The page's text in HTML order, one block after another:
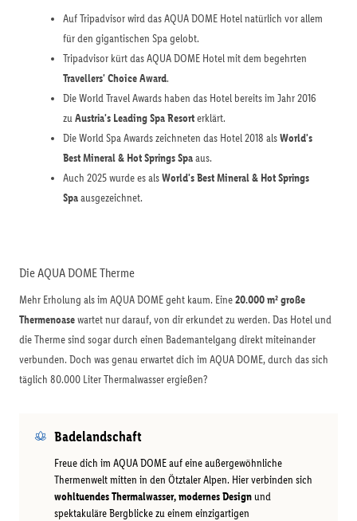
Auf Tripadvisor wird das AQUA DOME Hotel natürlich vor allem
für den gigantischen Spa gelobt.
Tripadvisor kürt das AQUA DOME Hotel mit dem begehrten
Travellers' Choice Award.
Die World Travel Awards haben das Hotel bereits im Jahr 2016
zuAustria's Leading Spa Resorterklärt.
Die World Spa Awards zeichneten das Hotel 2018 alsWorld's
Best Mineral & Hot Springs Spaaus.
Auch 2025 wurde es alsWorld's Best Mineral & Hot Springs
Spaausgezeichnet.
Die AQUA DOME Therme
Mehr Erholung als im AQUA DOME geht kaum. Eine20.000 m² große
Thermenoasewartet nur darauf, von dir erkundet zu werden. Das Hotel und
die Therme sind sogar durch einen Bademantelgang direkt miteinander
verbunden. Doch was genau erwartet dich im AQUA DOME, durch das sich
täglich 80.000 Liter Thermalwasser ergießen?
Badelandschaft
Freue dich im AQUA DOME auf eine außergewöhnliche
Thermenwelt mitten in den Ötztaler Alpen. Hier verbinden sich
wohltuendes Thermalwasser, modernes Design und
spektakuläre Bergblicke zu einem einzigartigen